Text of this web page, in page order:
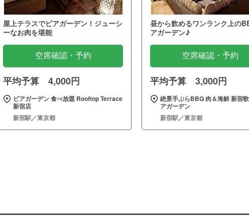
屋上テラスでビアガーデン！ジューシ
ーなお肉を堪能
空席確認・予約
平均予算 4,000円
ビアガーデン 食べ放題 Rooftop Terrace
新宿店
新宿駅／東京都
昼から飲めるワンランク上の
アガーデン♪
空席確認・予約
平均予算 3,000円
絶景手ぶらBBQ 肉＆海鮮 新宿
アガーデン
新宿駅／東京都